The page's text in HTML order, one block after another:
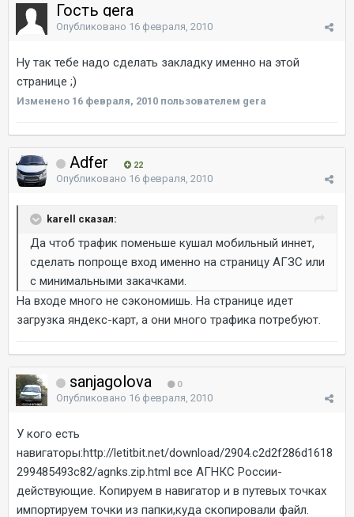
Гость gera
Опубликовано 16 февраля, 2010
Ну так тебе надо сделать закладку именно на этой
странице ;)
Изменено 16 февраля, 2010 пользователем gera
Adfer 22
Опубликовано 16 февраля, 2010
karell сказал:
Да чтоб трафик поменьше кушал мобильный иннет,
сделать попроще вход именно на страницу АГЗС или
с минимальными закачками.
На входе много не сэкономишь. На странице идет
загрузка яндекс-карт, а они много трафика потребуют.
sanjagolova 0
Опубликовано 16 февраля, 2010
У кого есть
навигаторы:http://letitbit.net/download/2904.c2d2f286d1618
299485493c82/agnks.zip.html все АГНКС России-
действующие. Копируем в навигатор и в путевых точках
импортируем точки из папки,куда скопировали файл.